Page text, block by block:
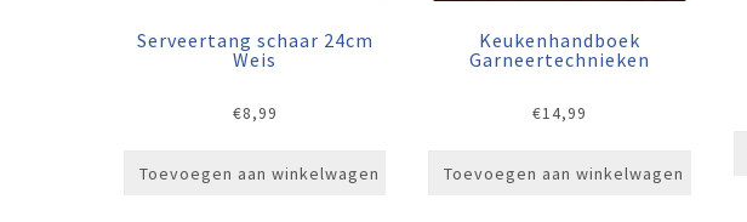
Serveertang schaar 24cm
Weis
€8,99
Toevoegen aan winkelwagen
Keukenhandboek
Garneertechnieken
€14,99
Toevoegen aan winkelwagen